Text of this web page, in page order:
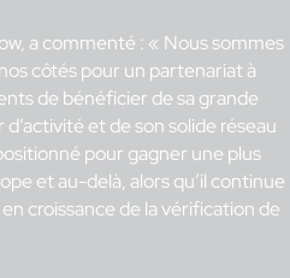
a commenté : « Nous sommes
côtés pour un partenariat à
de bénéficier de sa grande
et de son solide réseau
pour gagner une plus
et au-delà, alors qu’il continue
croissance de la vérification de